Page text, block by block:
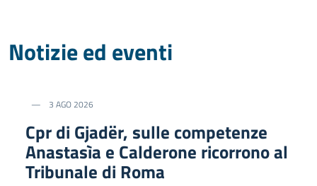
Notizie ed eventi
3 AGO 2026
Cpr di Gjadër, sulle competenze
Anastasìa e Calderone ricorrono al
Tribunale di Roma